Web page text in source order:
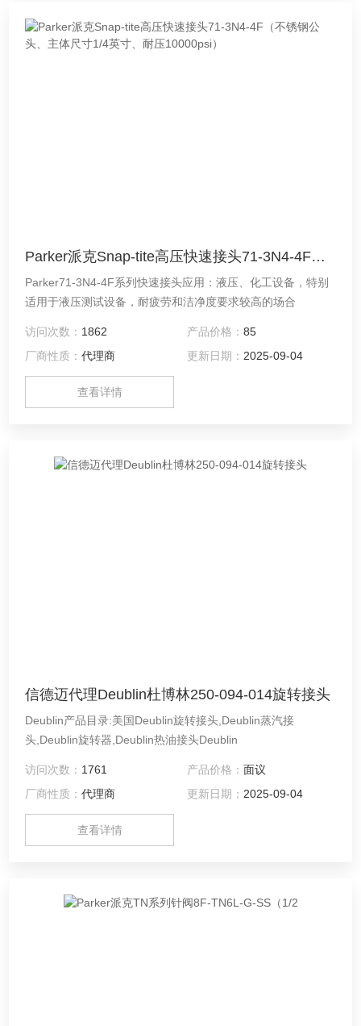
Parker派克Snap-tite高压快速接头71-3N4-4F（不锈钢公头、主体尺寸1/4英寸、耐压10000psi）
Parker71-3N4-4F系列快速接头应用：液压、化工设备，特别
适用于液压测试设备，耐疲劳和洁净度要求较高的场合
访问次数： 1862 产品价格： 85
厂商性质：代理商 更新日期： 2025-09-04
查看详情
信德迈代理Deublin杜博林250-094-014旋转接头
Deublin产品目录:美国Deublin旋转接头,Deublin蒸汽接
头,Deublin旋转器,Deublin热油接头Deublin
访问次数： 1761 产品价格： 面议
厂商性质：代理商 更新日期： 2025-09-04
查看详情